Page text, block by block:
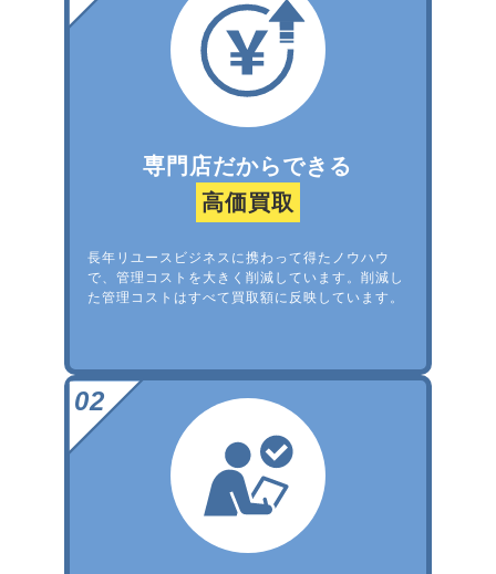
専門店だからできる
高価買取
長年リユースビジネスに携わって得たノウハウ
で、管理コストを大きく削減しています。削減し
た管理コストはすべて買取額に反映しています。